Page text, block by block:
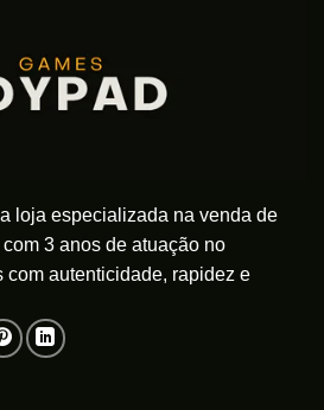
loja especializada na venda de
3 anos de atuação no
com autenticidade, rapidez e